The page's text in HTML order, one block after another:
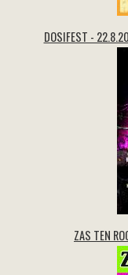
DOSIFEST -
ZAS TEN